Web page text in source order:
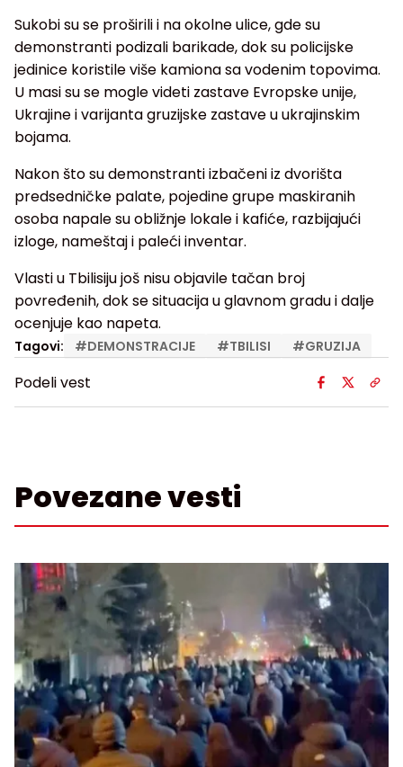
Sukobi su se proširili i na okolne ulice, gde su
demonstranti podizali barikade, dok su policijske
jedinice koristile više kamiona sa vodenim topovima.
U masi su se mogle videti zastave Evropske unije,
Ukrajine i varijanta gruzijske zastave u ukrajinskim
bojama.
Nakon što su demonstranti izbačeni iz dvorišta
predsedničke palate, pojedine grupe maskiranih
osoba napale su obližnje lokale i kafiće, razbijajući
izloge, nameštaj i paleći inventar.
Vlasti u Tbilisiju još nisu objavile tačan broj
povređenih, dok se situacija u glavnom gradu i dalje
ocenjuje kao napeta.
Tagovi: #DEMONSTRACIJE #TBILISI #GRUZIJA
Podeli vest
Povezane vesti